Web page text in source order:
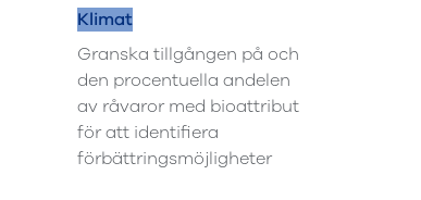
Klimat
Granska tillgången på och
den procentuella andelen
av råvaror med bioattribut
för att identifiera
förbättringsmöjligheter